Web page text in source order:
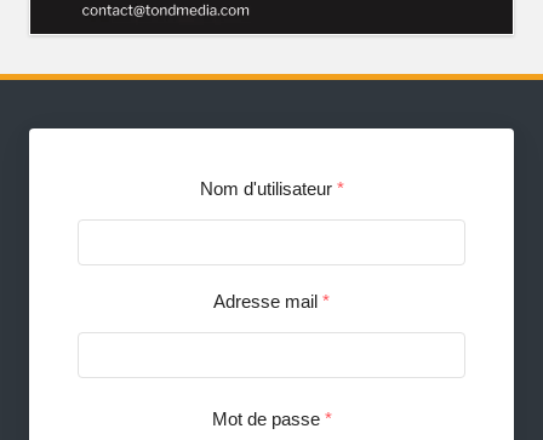
Nom d'utilisateur *
Adresse mail *
Mot de passe *